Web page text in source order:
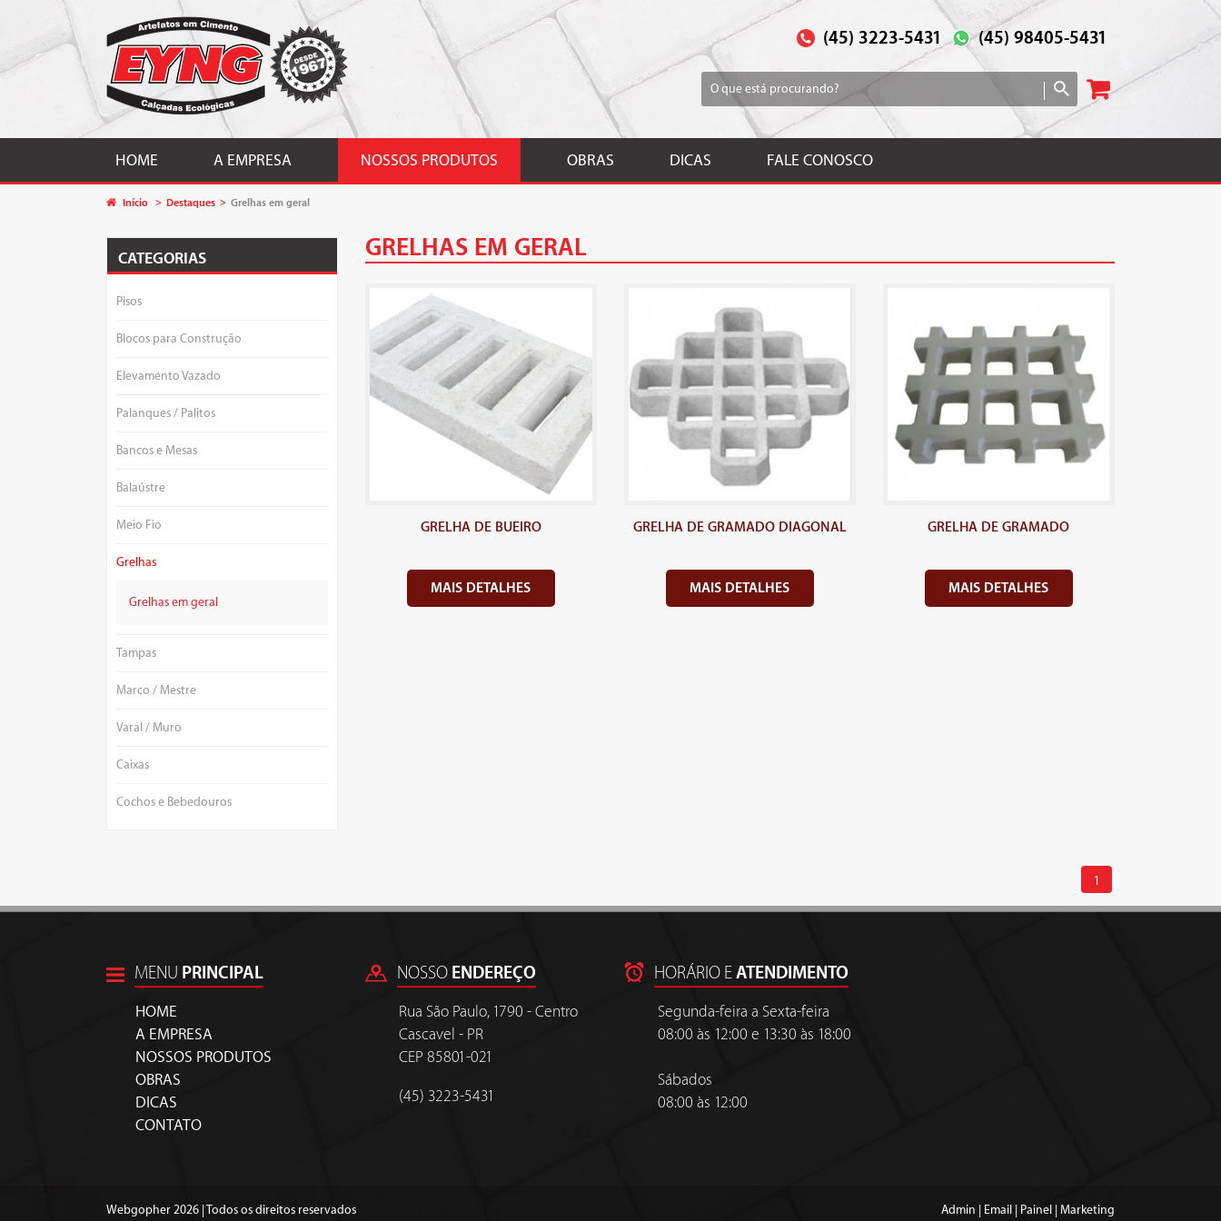
(45) 3223-5431 (45) 98405-5431
HOME A EMPRESA NOSSOS PRODUTOS OBRAS DICAS FALE CONOSCO
Início Destaques Grelhas em geral
CATEGORIAS
Pisos
Blocos para Construção
Elevamento Vazado
Palanques / Palitos
Bancos e Mesas
Balaústre
Meio Fio
Grelhas
Grelhas em geral
Tampas
Marco / Mestre
Varal / Muro
Caixas
Cochos e Bebedouros
GRELHAS EM GERAL
GRELHA DE BUEIRO
MAIS DETALHES
GRELHA DE GRAMADO DIAGONAL
MAIS DETALHES
GRELHA DE GRAMADO
MAIS DETALHES
1
MENU PRINCIPAL
HOME
A EMPRESA
NOSSOS PRODUTOS
OBRAS
DICAS
CONTATO
NOSSO ENDEREÇO
Rua São Paulo, 1790 - Centro
Cascavel - PR
CEP 85801-021
(45) 3223-5431
HORÁRIO EATENDIMENTO
Segunda-feira a Sexta-feira
08:00 às 12:00 e 13:30 às 18:00
Sábados
08:00 às 12:00
Webgopher 2026 | Todos os direitos reservados Admin Email Painel Marketing